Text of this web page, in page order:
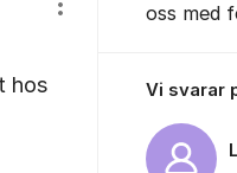
Visa/dölj inställningar
hos
oss med
Vi svarar